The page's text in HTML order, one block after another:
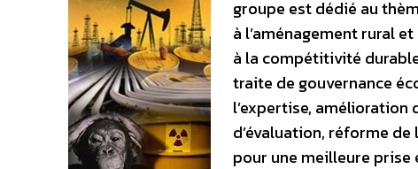
groupe est dédié au
à l’aménagement rural
à la compétitivité
traite de gouvernance
l’expertise,
d’évaluation, réforme
pour une meilleure prise